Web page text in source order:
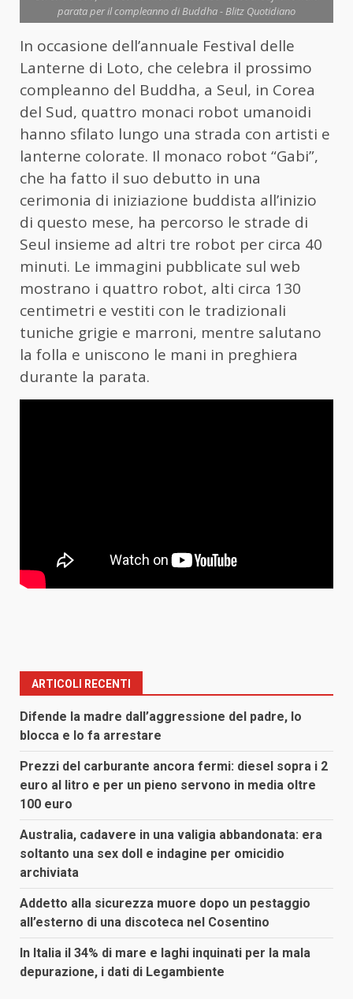
parata per il compleanno di Buddha - Blitz Quotidiano
In occasione dell’annuale Festival delle
Lanterne di Loto, che celebra il prossimo
compleanno del Buddha, a Seul, in Corea
del Sud, quattro monaci robot umanoidi
hanno sfilato lungo una strada con artisti e
lanterne colorate. Il monaco robot “Gabi”,
che ha fatto il suo debutto in una
cerimonia di iniziazione buddista all’inizio
di questo mese, ha percorso le strade di
Seul insieme ad altri tre robot per circa 40
minuti. Le immagini pubblicate sul web
mostrano i quattro robot, alti circa 130
centimetri e vestiti con le tradizionali
tuniche grigie e marroni, mentre salutano
la folla e uniscono le mani in preghiera
durante la parata.
ARTICOLI RECENTI
Difende la madre dall’aggressione del padre, lo
blocca e lo fa arrestare
Prezzi del carburante ancora fermi: diesel sopra i 2
euro al litro e per un pieno servono in media oltre
100 euro
Australia, cadavere in una valigia abbandonata: era
soltanto una sex doll e indagine per omicidio
archiviata
Addetto alla sicurezza muore dopo un pestaggio
all’esterno di una discoteca nel Cosentino
In Italia il 34% di mare e laghi inquinati per la mala
depurazione, i dati di Legambiente